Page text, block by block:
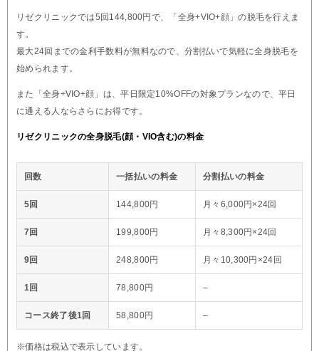
リゼクリニックでは5回144,800円で、「全身+VIO+顔」の脱毛を行えま
す。
最大24回までの金利手数料が無料なので、分割払いで気軽に全身脱毛を
始められます。
また「全身+VIO+顔」は、平日限定10%OFFの対象プランなので、平日
に通える人ならさらにお得です。
リゼクリニックの全身脱毛(顔・VIO含む)の料金
回数 一括払いの料金 分割払いの料金
5回 144,800円 月々6,000円×24回
7回 199,800円 月々8,300円×24回
9回 248,800円 月々10,300円×24回
1回 78,800円 –
コース終了後1回 58,800円 –
※価格は税込で表示しています。